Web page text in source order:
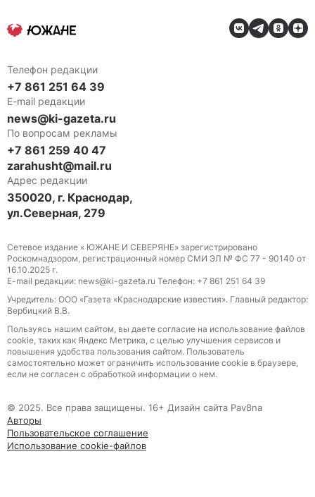
Телефон редакции
+7 861 251 64 39
E-mail редакции
news@ki-gazeta.ru
По вопросам рекламы
+7 861 259 40 47
zarahusht@mail.ru
Адрес редакции
350020, г. Краснодар,
ул.Северная, 279
Сетевое издание « ЮЖАНЕ И СЕВЕРЯНЕ» зарегистрировано
Роскомнадзором, регистрационный номер СМИ ЭЛ № ФС 77 - 90140 от
16.10.2025 г.
E-mail редакции: news@ki-gazeta.ru Телефон: +7 861 251 64 39
Учредитель: ООО «Газета «Краснодарские известия». Главный редактор:
Вербицкий В.В.
Пользуясь нашим сайтом, вы даете согласие на использование файлов
сооkіе, таких как Яндекс Метрика, с целью улучшения сервисов и
повышения удобства пользования сайтом. Пользователь
самостоятельно может ограничить использование сооkіе в браузере,
если не согласен с обработкой информации о нем.
© 2025. Все права защищены. 16+ Дизайн сайта Pav8na
Авторы
Пользовательское соглашение
Использование cookie-файлов